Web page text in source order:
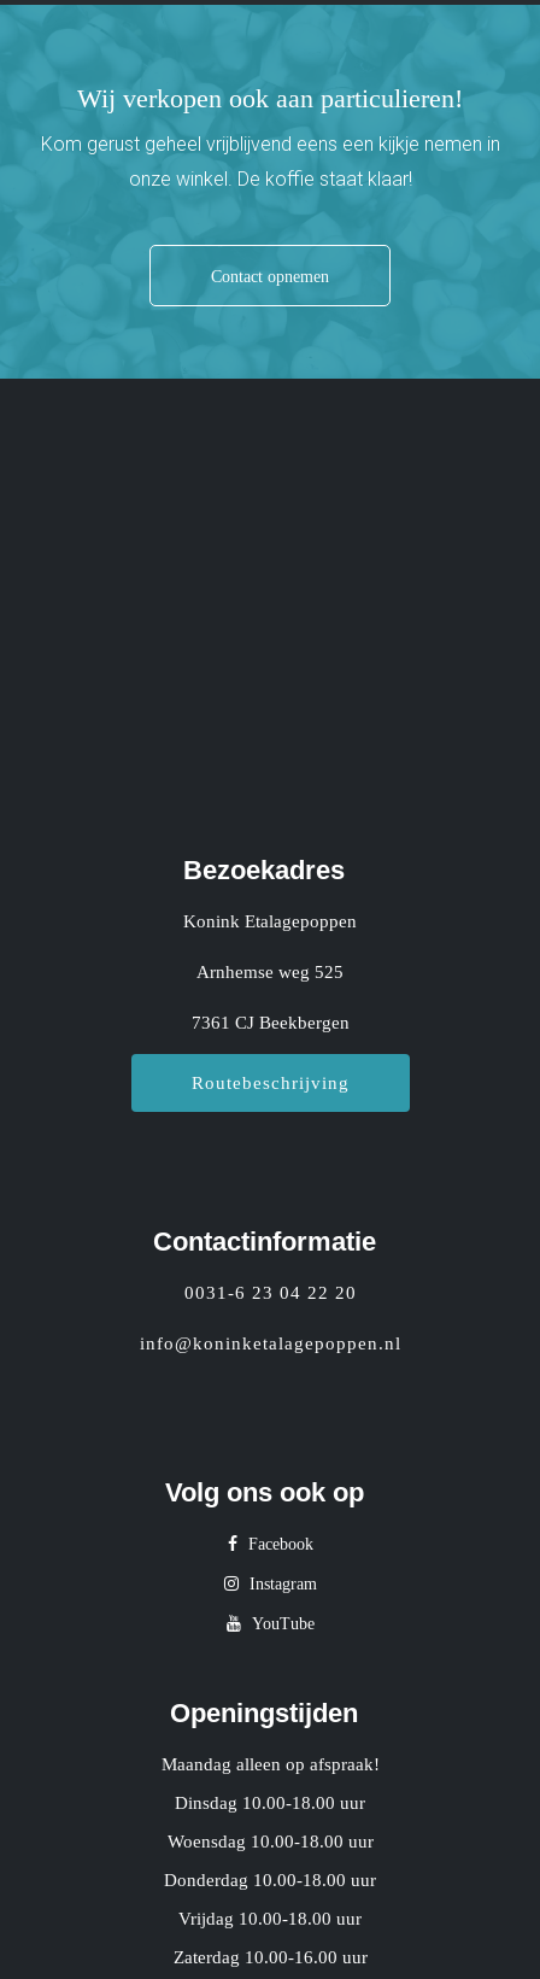
Wij verkopen ook aan particulieren!
Kom gerust geheel vrijblijvend eens een kijkje nemen in
onze winkel. De koffie staat klaar!
Contact opnemen
Bezoekadres
Konink Etalagepoppen
Arnhemse weg 525
7361 CJ Beekbergen
Routebeschrijving
Contactinformatie
0031-6 23 04 22 20
info@koninketalagepoppen.nl
Volg ons ook op
Facebook
Instagram
YouTube
Openingstijden
Maandag alleen op afspraak!
Dinsdag 10.00-18.00 uur
Woensdag 10.00-18.00 uur
Donderdag 10.00-18.00 uur
Vrijdag 10.00-18.00 uur
Zaterdag 10.00-16.00 uur